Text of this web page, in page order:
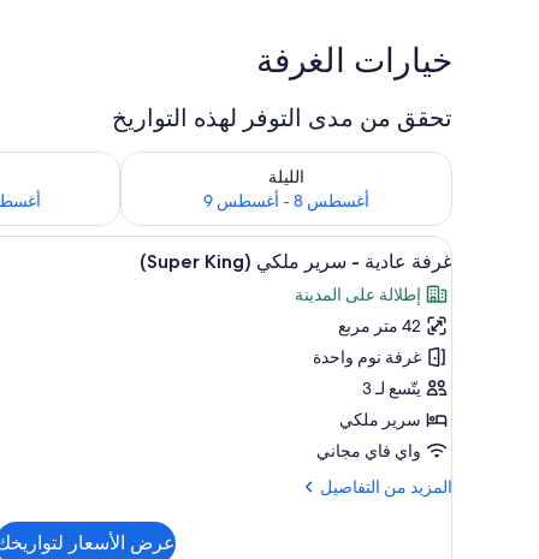
خيارات الغرفة
تحقق من مدى التوفر لهذه التواريخ
الليلة
أغسطس 8 - أغسطس 9
تحقق من مدى التوفر لليلة للفترة أغسطس 8 - أغسطس 9
أغسطس 9 -
تحقق من مدى
استعراض
جميع
صور
غرفة
عادية
-
سرير
ملكي
(Super
King)
أغطية فراش متميزة ومكتب
8
غرفة عادية - سرير ملكي (Super King)
إطلالة على المدينة
42 متر مربع
غرفة نوم واحدة
يتّسع لـ 3
سرير ملكي
واي فاي مجاني
المزيد من التفاصيل
المزيد
عرض الأسعار